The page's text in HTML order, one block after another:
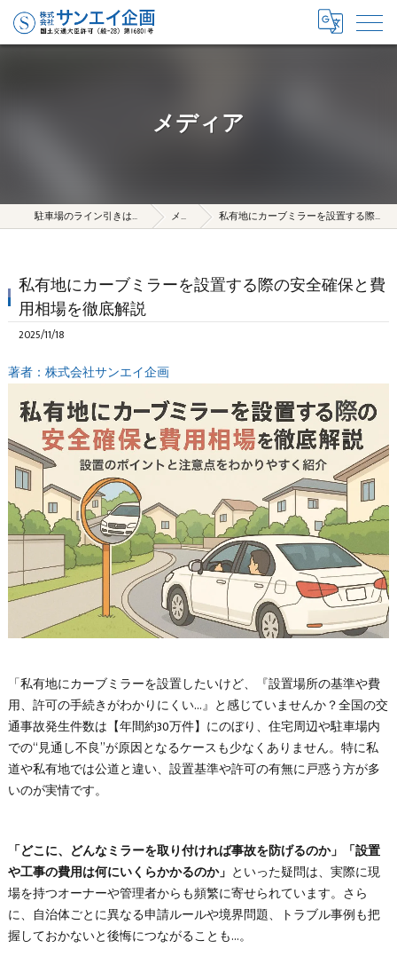
メディア
駐車場のライン引きは株式会社サンエイ企画 メディア 私有地にカーブミラーを設置する際の安全確保と費用相場を徹底解説
私有地にカーブミラーを設置する際の安全確保と費
用相場を徹底解説
2025/11/18
著者：株式会社サンエイ企画
「私有地にカーブミラーを設置したいけど、『設置場所の基準や費
用、許可の手続きがわかりにくい…』と感じていませんか？全国の交
通事故発生件数は【年間約30万件】にのぼり、住宅周辺や駐車場内
での“見通し不良”が原因となるケースも少なくありません。特に私
道や私有地では公道と違い、設置基準や許可の有無に戸惑う方が多
いのが実情です。
「どこに、どんなミラーを取り付ければ事故を防げるのか」「設置
や工事の費用は何にいくらかかるのか」 といった疑問は、実際に現
場を持つオーナーや管理者からも頻繁に寄せられています。さら
に、自治体ごとに異なる申請ルールや境界問題、トラブル事例も把
握しておかないと後悔につながることも…。